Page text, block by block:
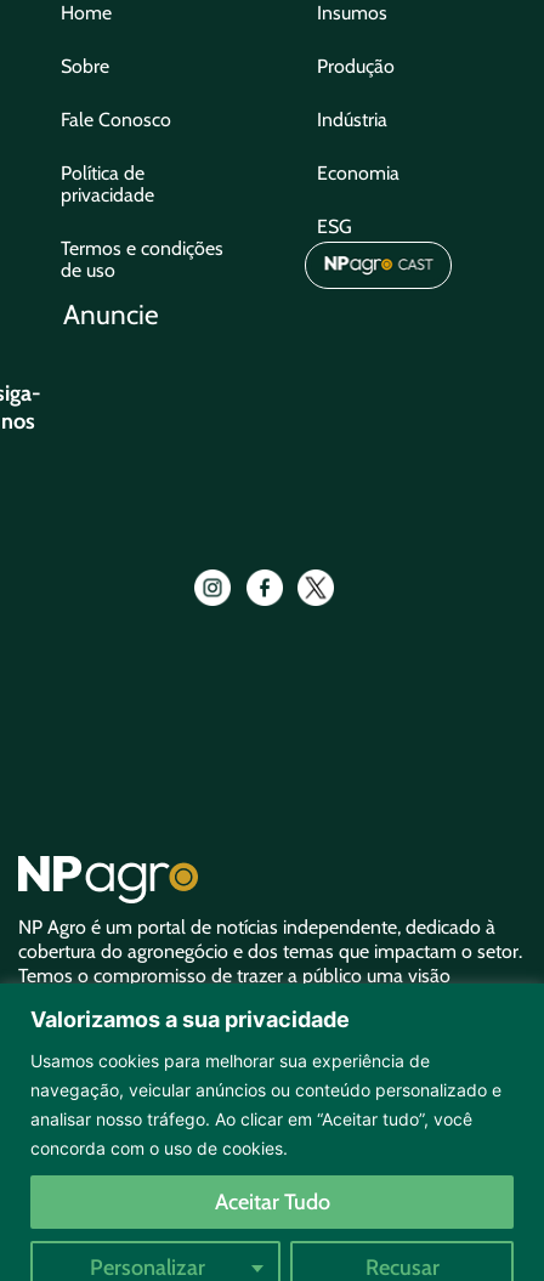
Valorizamos a sua privacidade
Usamos cookies para melhorar sua experiência de
navegação, veicular anúncios ou conteúdo personalizado e
analisar nosso tráfego. Ao clicar em “Aceitar tudo”, você
concorda com o uso de cookies.
Personalizar Recusar
Aceitar Tudo
NP Agro é um portal de notícias independente, dedicado à
cobertura do agronegócio e dos temas que impactam o setor.
Temos o compromisso de trazer a público uma visão
equivalente à sua importância.
Home
Sobre
Fale Conosco
Política de
privacidade
Termos e condições
de uso
Anuncie
Insumos
Produção
Indústria
Economia
ESG
nos
Copyright ©2026 NPAgro. Todos os direitos reservados.
Desenvolvido porSelfti